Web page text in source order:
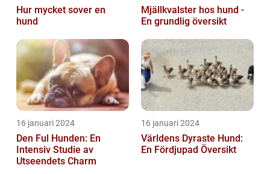
Hur mycket sover en
hund
Mjällkvalster hos hund -
En grundlig översikt
16 januari 2024
Den Ful Hunden: En
Intensiv Studie av
Utseendets Charm
16 januari 2024
Världens Dyraste Hund:
En Fördjupad Översikt